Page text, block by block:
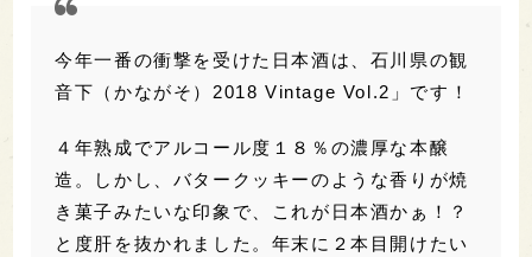
音下（かながそ）2018 Vintage Vol.2」です！
造。しかし、バタークッキーのような香りが焼
き菓子みたいな印象で、これが日本酒かぁ！？
と度肝を抜かれました。年末に２本目開けたい
ですね